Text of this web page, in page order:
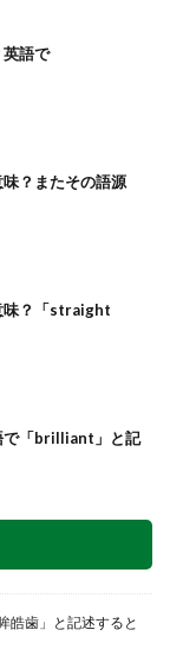
英語で
味？またその語源
味？「straight
で「brilliant」と記
皓歯」と記述すると